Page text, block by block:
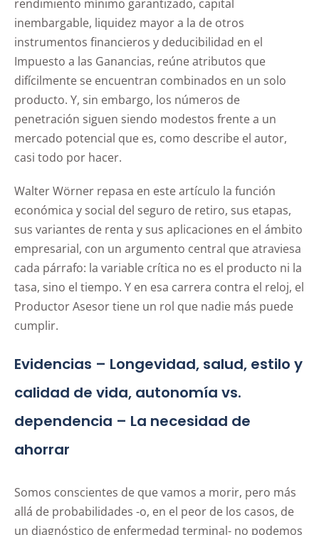
rendimiento mínimo garantizado, capital
inembargable, liquidez mayor a la de otros
instrumentos financieros y deducibilidad en el
Impuesto a las Ganancias, reúne atributos que
difícilmente se encuentran combinados en un solo
producto. Y, sin embargo, los números de
penetración siguen siendo modestos frente a un
mercado potencial que es, como describe el autor,
casi todo por hacer.
Walter Wörner repasa en este artículo la función
económica y social del seguro de retiro, sus etapas,
sus variantes de renta y sus aplicaciones en el ámbito
empresarial, con un argumento central que atraviesa
cada párrafo: la variable crítica no es el producto ni la
tasa, sino el tiempo. Y en esa carrera contra el reloj, el
Productor Asesor tiene un rol que nadie más puede
cumplir.
Evidencias – Longevidad, salud, estilo y
calidad de vida, autonomía vs.
dependencia – La necesidad de
ahorrar
Somos conscientes de que vamos a morir, pero más
allá de probabilidades -o, en el peor de los casos, de
un diagnóstico de enfermedad terminal- no podemos